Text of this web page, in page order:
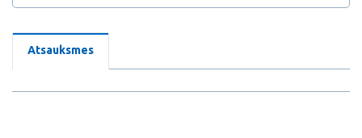
Atsauksmes